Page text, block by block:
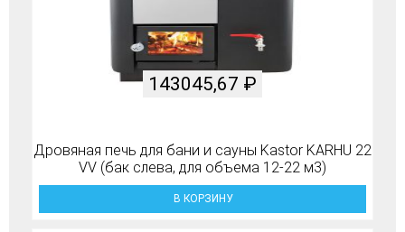
Дровяная печь для бани и сауны Kastor KARHU 22
VV (бак слева, для объема 12-22 м3)
143045,67 ₽
В КОРЗИНУ